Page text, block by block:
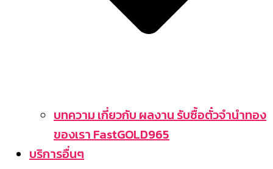
บทความ เกี่ยวกับ ผลงาน รับซื้อตั๋วจำนำทอง
ของเรา FastGOLD965
บริการอื่นๆ